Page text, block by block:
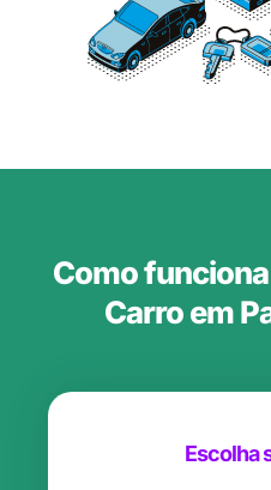
Como
Carro em
Escolha